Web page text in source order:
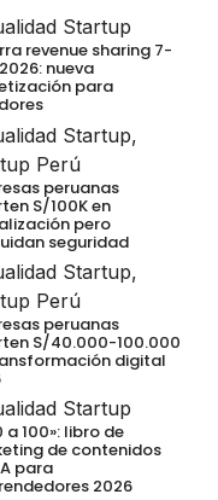
Startup
revenue sharing 7-
nueva
para
Startup,
Perú
peruanas
S/100K en
pero
seguridad
Startup,
Perú
peruanas
S/40.000-100.000
digital
Startup
a 100»: libro de
de contenidos
para
2026